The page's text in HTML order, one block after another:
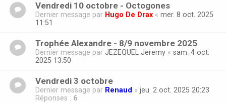
Vendredi 10 octobre - Octogones
Dernier message par Hugo De Drax « mer. 8 oct. 2025
11:51
Trophée Alexandre - 8/9 novembre 2025
Dernier message par JEZEQUEL Jeremy « sam. 4 oct.
2025 13:50
Vendredi 3 octobre
Dernier message par Renaud « jeu. 2 oct. 2025 20:23
Réponses : 6